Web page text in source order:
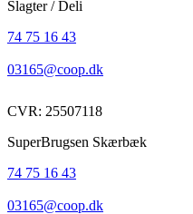
Slagter / Deli
74 75 16 43
03165@coop.dk
CVR: 25507118
SuperBrugsen Skærbæk
74 75 16 43
03165@coop.dk